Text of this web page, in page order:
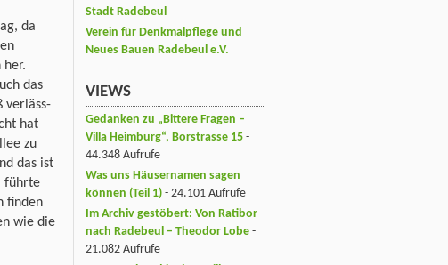
da
her.
das
verläss-
hat
zu
das ist
führte
finden
wie die
Stadt Radebeul
Verein für Denkmalpflege und
Neues Bauen Radebeul e.V.
VIEWS
Gedanken zu „Bittere Fragen –
Villa Heimburg“, Borstrasse 15 -
44.348 Aufrufe
Was uns Häusernamen sagen
können (Teil 1) - 24.101 Aufrufe
Im Archiv gestöbert: Von Ratibor
nach Radebeul – Theodor Lobe -
21.082 Aufrufe